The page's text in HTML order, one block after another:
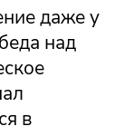
даже у
над
в